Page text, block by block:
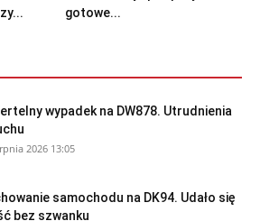
gotowe...
wypadek na DW878. Utrudnienia
2026 13:05
samochodu na DK94. Udało się
bez szwanku